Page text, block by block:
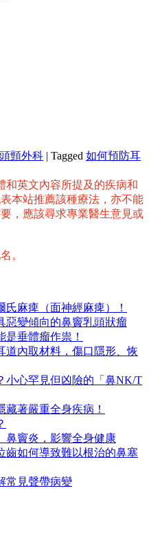
頭頸外科 | Tagged 如何預防耳
和英文內容所提及的疾病和
本站推薦該種療法，亦不能
，應該尋求專業醫生意見或
。
麻痺（面神經麻痺）！
惡變傾向的鼻竇乳頭狀瘤
垂體瘤作祟！
道內取材料，傷口隱形、恢
小心罕見但凶險的「鼻NK/T
著嚴重全身疾病！
鼻竇炎，影響全身健康
齒如何導致難以根治的鼻塞
常見聲帶病變